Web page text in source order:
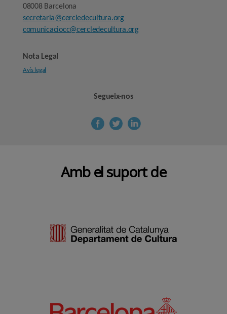
08008 Barcelona
secretaria@cercledecultura.org
comunicaciocc@cercledecultura.org
Nota Legal
Avís legal
Segueix-nos
Amb el suport de